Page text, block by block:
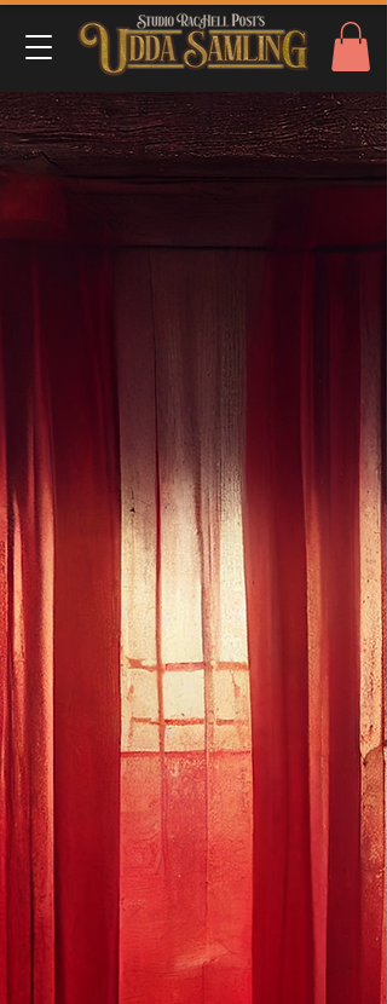
Butiken är stängd för underhåll